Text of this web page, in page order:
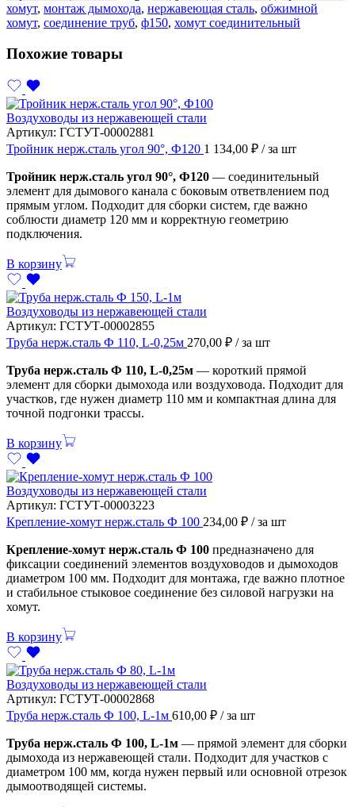
хомут, монтаж дымохода, нержавеющая сталь, обжимной
хомут, соединение труб, ф150, хомут соединительный
Похожие товары
Воздуховоды из нержавеющей стали
Артикул: ГСТУТ-00002881
Тройник нерж.сталь угол 90°, Ф120 1 134,00 ₽ / за шт
Тройник нерж.сталь угол 90°, Ф120 — соединительный
элемент для дымового канала с боковым ответвлением под
прямым углом. Подходит для сборки систем, где важно
соблюсти диаметр 120 мм и корректную геометрию
подключения.
В корзину
Воздуховоды из нержавеющей стали
Артикул: ГСТУТ-00002855
Труба нерж.сталь Ф 110, L-0,25м 270,00 ₽ / за шт
Труба нерж.сталь Ф 110, L-0,25м — короткий прямой
элемент для сборки дымохода или воздуховода. Подходит для
участков, где нужен диаметр 110 мм и компактная длина для
точной подгонки трассы.
В корзину
Воздуховоды из нержавеющей стали
Артикул: ГСТУТ-00003223
Крепление-хомут нерж.сталь Ф 100 234,00 ₽ / за шт
Крепление-хомут нерж.сталь Ф 100 предназначено для
фиксации соединений элементов воздуховодов и дымоходов
диаметром 100 мм. Подходит для монтажа, где важно плотное
и стабильное стыковое соединение без силовой нагрузки на
хомут.
В корзину
Воздуховоды из нержавеющей стали
Артикул: ГСТУТ-00002868
Труба нерж.сталь Ф 100, L-1м 610,00 ₽ / за шт
Труба нерж.сталь Ф 100, L-1м — прямой элемент для сборки
дымохода из нержавеющей стали. Подходит для участков с
диаметром 100 мм, когда нужен первый или основной отрезок
дымоотводящей системы.